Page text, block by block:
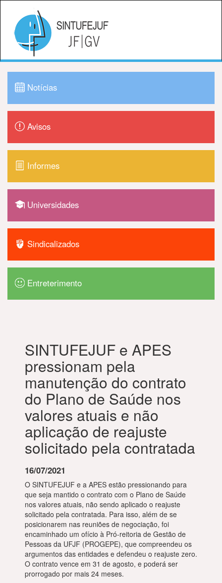
Notícias
Avisos
Informes
Universidades
Sindicalizados
Entreterimento
SINTUFEJUF e APES
pressionam pela
manutenção do contrato
do Plano de Saúde nos
valores atuais e não
aplicação de reajuste
solicitado pela contratada
16/07/2021
O SINTUFEJUF e a APES estão pressionando para
que seja mantido o contrato com o Plano de Saúde
nos valores atuais, não sendo aplicado o reajuste
solicitado pela contratada. Para isso, além de se
posicionarem nas reuniões de negociação, foi
encaminhado um ofício à Pró-reitoria de Gestão de
Pessoas da UFJF (PROGEPE), que compreendeu os
argumentos das entidades e defendeu o reajuste zero.
O contrato vence em 31 de agosto, e poderá ser
prorrogado por mais 24 meses.